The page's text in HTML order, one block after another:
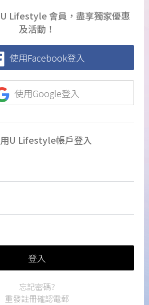
Lifestyle 會員，盡享獨家優惠
及活動！
使用Facebook登入
使用Google登入
U Lifestyle帳戶登入
登入
忘記密碼?
重發註冊確認電郵